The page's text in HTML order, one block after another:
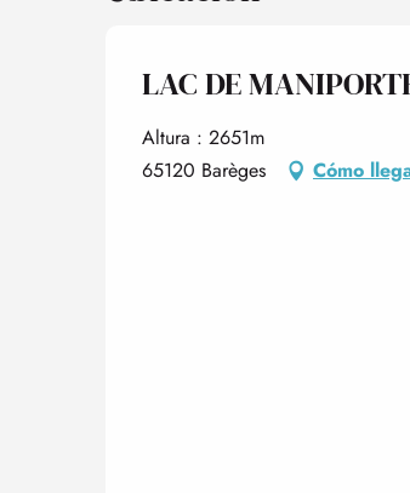
LAC DE
Altura : 2651m
65120 Barèges
Cómo